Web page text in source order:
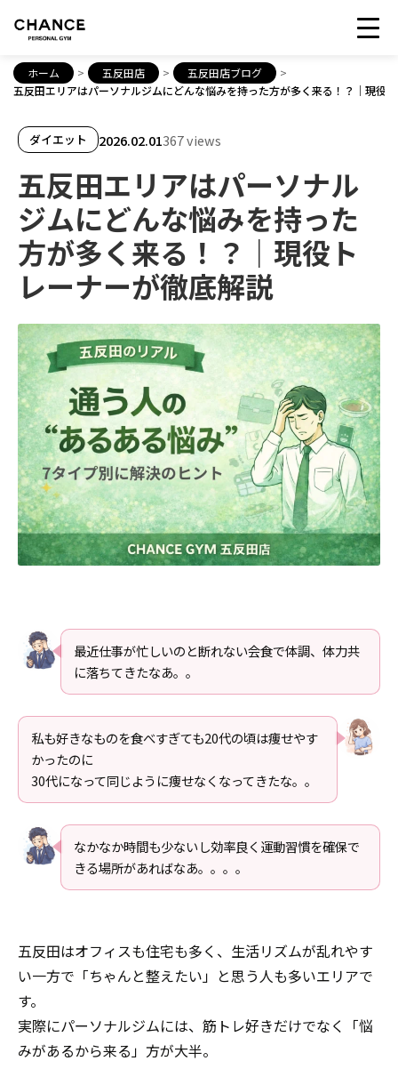
ホーム > 五反田店 > 五反田店ブログ
>
五反田エリアはパーソナルジムにどんな悩みを持った方が多く来る！？｜現役
ダイエット 2026.02.01367 views
五反田エリアはパーソナル
ジムにどんな悩みを持った
方が多く来る！？｜現役ト
レーナーが徹底解説
最近仕事が忙しいのと断れない会食で体調、体力共
に落ちてきたなあ。。
私も好きなものを食べすぎても20代の頃は痩せやす
かったのに
30代になって同じように痩せなくなってきたな。。
なかなか時間も少ないし効率良く運動習慣を確保で
きる場所があればなあ。。。。
五反田はオフィスも住宅も多く、生活リズムが乱れやす
い一方で「ちゃんと整えたい」と思う人も多いエリアで
す。
実際にパーソナルジムには、筋トレ好きだけでなく「悩
みがあるから来る」方が大半。